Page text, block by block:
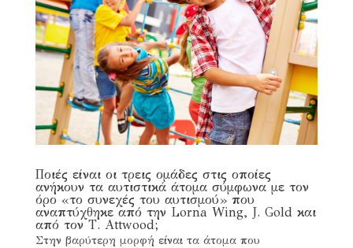
Ποιές είναι οι τρεις ομάδες στις οποίες
ανήκουν τα αυτιστικά άτομα σύμφωνα με τον
όρο «το συνεχές του αυτισμού» που
αναπτύχθηκε από την Lorna Wing, J. Gold και
από τον Τ. Αttwood;
Στην βαρύτερη μορφή είναι τα άτομα που